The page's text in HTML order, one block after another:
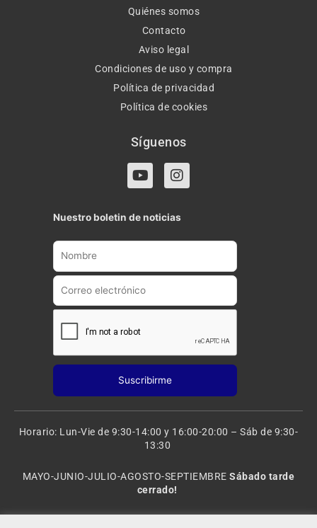
Quiénes somos
Contacto
Aviso legal
Condiciones de uso y compra
Política de privacidad
Política de cookies
Síguenos
Y
o
t
u
b
I
n
t
a
g
a
Nuestro boletin de noticias
Horario: Lun-Vie de 9:30-14:00 y 16:00-20:00 – Sáb de 9:30-
13:30
MAYO-JUNIO-JULIO-AGOSTO-SEPTIEMBRESábado tarde
cerrado!